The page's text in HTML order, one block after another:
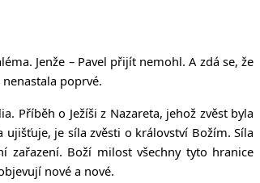
Jenže – Pavel přijít nemohl. A zdá se, že
poprvé.
Příběh o Ježíši z Nazareta, jehož zvěst byla
je síla zvěsti o království Božím. Síla
zařazení. Boží milost všechny tyto hranice
nové a nové.